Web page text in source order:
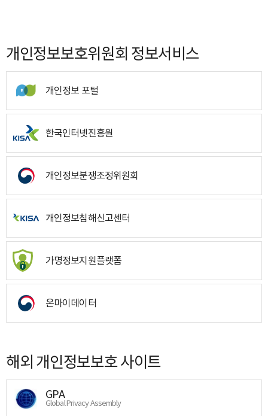
개인정보보호위원회 정보서비스
개인정보 포털
한국인터넷진흥원
개인정보분쟁조정위원회
개인정보침해신고센터
가명정보지원플랫폼
온마이데이터
해외 개인정보보호 사이트
GPA
Global Privacy Assembly